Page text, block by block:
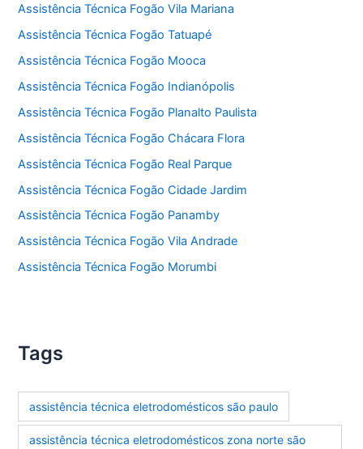
Assistência Técnica Fogão Vila Mariana
Assistência Técnica Fogão Tatuapé
Assistência Técnica Fogão Mooca
Assistência Técnica Fogão Indianópolis
Assistência Técnica Fogão Planalto Paulista
Assistência Técnica Fogão Chácara Flora
Assistência Técnica Fogão Real Parque
Assistência Técnica Fogão Cidade Jardim
Assistência Técnica Fogão Panamby
Assistência Técnica Fogão Vila Andrade
Assistência Técnica Fogão Morumbi
Tags
assistência técnica eletrodomésticos são paulo
assistência técnica eletrodomésticos zona norte são